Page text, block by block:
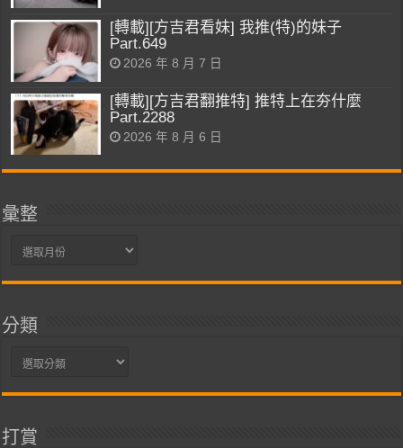
[轉載][方吉君看妹] 我推(特)的妹子
Part.649
2026 年 8 月 7 日
[轉載][方吉君翻推特] 推特上在夯什麼
Part.2288
2026 年 8 月 6 日
彙整
彙
分類
分
打賞